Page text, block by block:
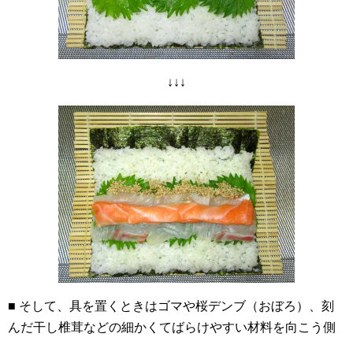
↓↓↓
■ そして、具を置くときはゴマや桜デンブ（おぼろ）、刻
んだ干し椎茸などの細かくてばらけやすい材料を向こう側